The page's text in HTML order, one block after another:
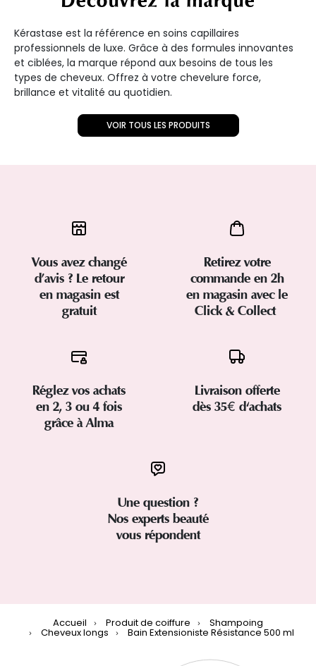
Kérastase est la référence en soins capillaires
professionnels de luxe. Grâce à des formules innovantes
et ciblées, la marque répond aux besoins de tous les
types de cheveux. Offrez à votre chevelure force,
brillance et vitalité au quotidien.
VOIR TOUS LES PRODUITS
Vous avez changé
d’avis ? Le retour
en magasin est
gratuit
Retirez votre
commande en 2h
en magasin avec le
Click & Collect
Réglez vos achats
en 2, 3 ou 4 fois
grâce à Alma
Livraison offerte
dès 35€ d'achats
Une question ?
Nos experts beauté
vous répondent
Accueil Produit de coiffure Shampoing
Cheveux longs Bain Extensioniste Résistance 500 ml